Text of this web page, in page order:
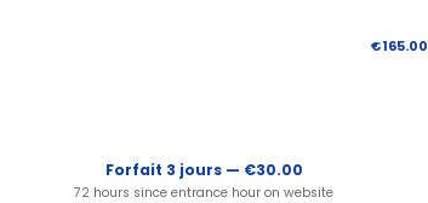
€165.00
Forfait 3 jours — €30.00
72 hours since entrance hour on website